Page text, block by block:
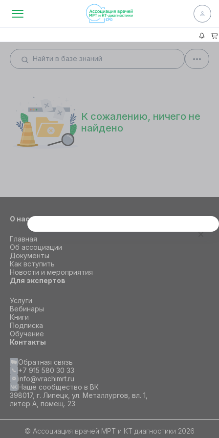
К сожалению, ничего не
найдено
О нас
Главная
Об ассоциации
Документы
Как вступить
Новости и мероприятия
Для экспертов
Услуги
Вебинары
Книги
Подписка
Обучение
Контакты
Обратная связь
+7 915 580 30 33
info@vrachimrt.ru
Наше сообщество в ВК
398017, г. Липецк, ул. Металлургов, вл. 1,
литер А, помещ. 23
© Ассоциация врачей МРТ и КТ диагностики 2026
Этот сайт использует cookie
Для корректной работы данного сайта
необходимы файлы cookie
СОГЛАСИЕ